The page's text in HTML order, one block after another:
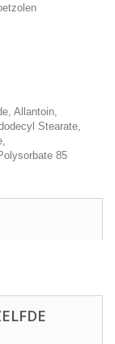
Allantoin,
Stearate,
85